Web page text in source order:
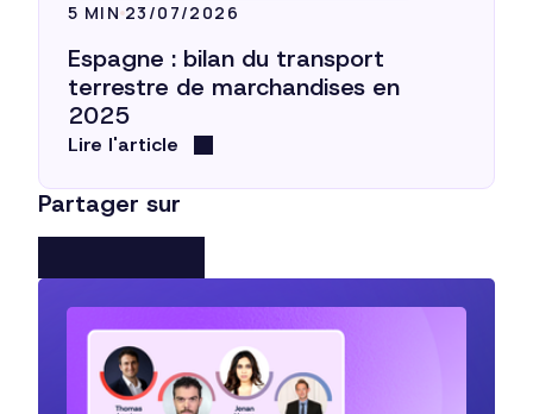
5 MIN 23/07/2026
Espagne : bilan du transport
terrestre de marchandises en
2025
Lire l'article
Partager sur